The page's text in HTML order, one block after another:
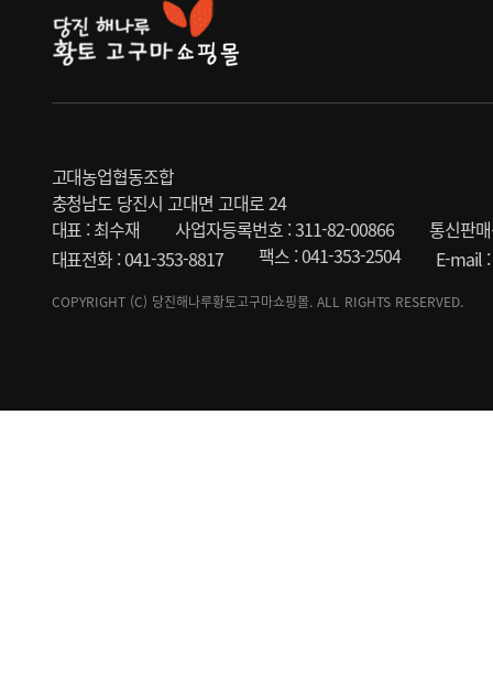
고대농업협동조합
충청남도 당진시 고대면 고대로 24
대표 : 최수재
사업자등록번호 : 311-82-00866
통신판
대표전화 : 041-353-8817
팩스 : 041-353-2504 E-mail
COPYRIGHT (C) 당진해나루황토고구마쇼핑몰. ALL RIGHTS RESERVED.